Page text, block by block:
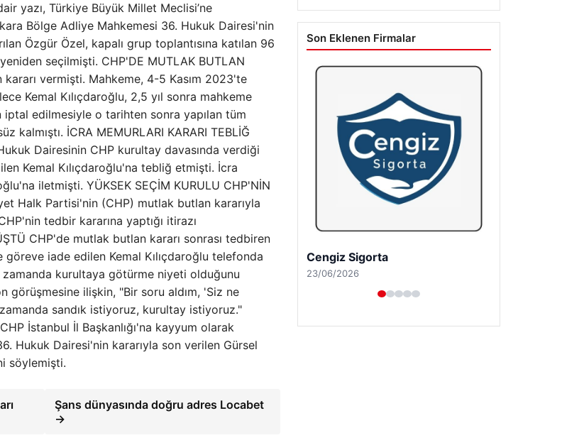
yazı, Türkiye Büyük Millet Meclisi’ne
Bölge Adliye Mahkemesi 36. Hukuk Dairesi'nin
Özgür Özel, kapalı grup toplantısına katılan 96
seçilmişti. CHP'DE MUTLAK BUTLAN
vermişti. Mahkeme, 4-5 Kasım 2023'te
Kemal Kılıçdaroğlu, 2,5 yıl sonra mahkeme
iptal edilmesiyle o tarihten sonra yapılan tüm
İCRA MEMURLARI KARARI TEBLİĞ
Dairesinin CHP kurultay davasında verdiği
Kemal Kılıçdaroğlu'na tebliğ etmişti. İcra
iletmişti. YÜKSEK SEÇİM KURULU CHP'NİN
Halk Partisi'nin (CHP) mutlak butlan kararıyla
tedbir kararına yaptığı itirazı
CHP'de mutlak butlan kararı sonrası tedbiren
göreve iade edilen Kemal Kılıçdaroğlu telefonda
kurultaya götürme niyeti olduğunu
görüşmesine ilişkin, "Bir soru aldım, 'Siz ne
sandık istiyoruz, kurultay istiyoruz."
İstanbul İl Başkanlığı'na kayyum olarak
Hukuk Dairesi'nin kararıyla son verilen Gürsel
söylemişti.
Şans dünyasında doğru adres Locabet
→
Son Eklenen Firmalar
Hastaş Beton
26/05/2026